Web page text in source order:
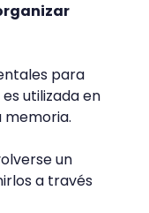
para
utilizada en
memoria.
un
a través